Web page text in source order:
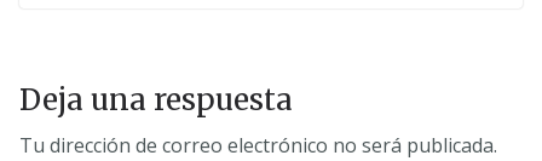
Deja una respuesta
Tu dirección de correo electrónico no será publicada.